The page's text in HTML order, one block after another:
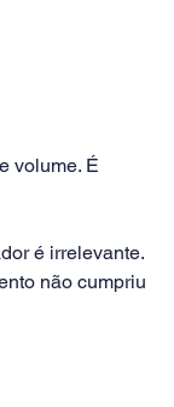
volume. É
é irrelevante.
não cumpriu